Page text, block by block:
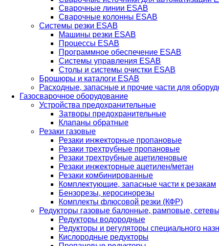
Сварочные линии ESAB
Сварочные колонны ESAB
Системы резки ESAB
Машины резки ESAB
Процессы ESAB
Программное обеспечение ESAB
Системы управления ESAB
Столы и системы очистки ESAB
Брошюры и каталоги ESAB
Расходные, запасные и прочие части для
Газосварочное оборудование
Устройства предохранительные
Затворы предохранительные
Клапаны обратные
Резаки газовые
Резаки инжекторные пропановые
Резаки трехтрубные пропановые
Резаки трехтрубные ацетиленовые
Резаки инжекторные ацетилен/метан
Резаки комбинированные
Комплектующие, запасные части к резакам
Бензорезы, керосинорезы
Комплекты флюсовой резки (КФР)
Редукторы газовые балонные, рамповые,
Редукторы водородные
Редукторы и регуляторы специального
Кислородные редукторы